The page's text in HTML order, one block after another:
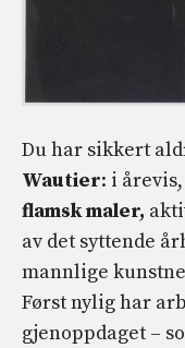
Du har sikkert
Wautier: i
flamsk maler,
av det syttende
mannlige
Først nylig har
gjenoppdaget –